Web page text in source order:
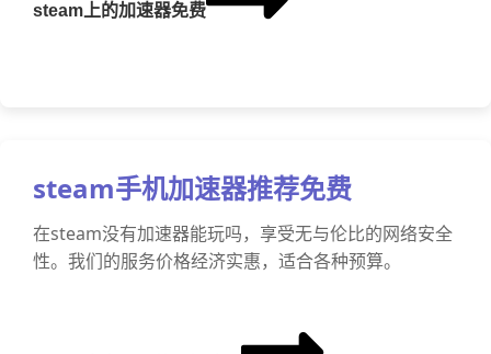
steam上的加速器免费
steam手机加速器推荐免费
在steam没有加速器能玩吗，享受无与伦比的网络安全
性。我们的服务价格经济实惠，适合各种预算。